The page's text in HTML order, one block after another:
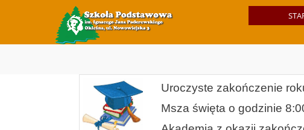
Uroczyste zakończenie
Msza święta o godzinie